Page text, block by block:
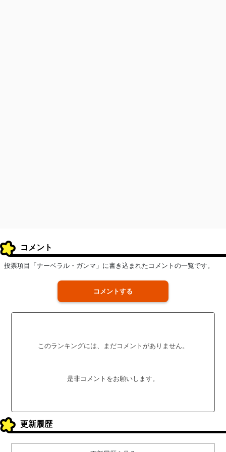
コメント
投票項目「ナーベラル・ガンマ」に書き込まれたコメントの一覧です。
コメントする
このランキングには、まだコメントがありません。
是非コメントをお願いします。
更新履歴